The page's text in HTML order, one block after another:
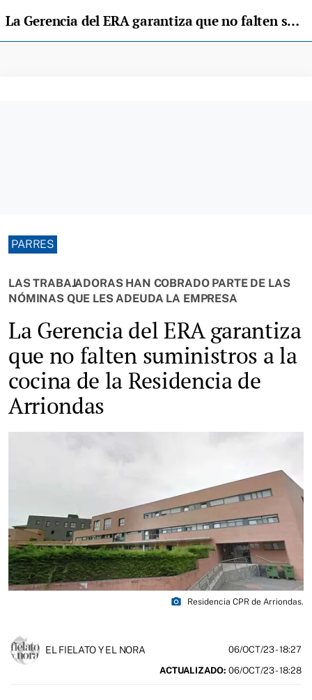
La Gerencia del ERA garantiza que no falten suministros a la cocina de la Residencia de Arriondas
PARRES
LAS TRABAJADORAS HAN COBRADO PARTE DE LAS
NÓMINAS QUE LES ADEUDA LA EMPRESA
La Gerencia del ERA garantiza
que no falten suministros a la
cocina de la Residencia de
Arriondas
photo_camera Residencia CPR de Arriondas.
EL FIELATO Y EL NORA 06/OCT/23- 18:27
ACTUALIZADO: 06/OCT/23 - 18:28